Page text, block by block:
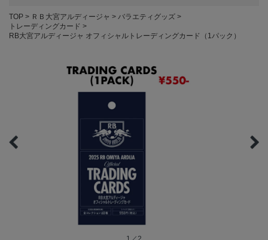
TOP ＲＢ大宮アルディージャ
バラエティグッズ
トレーディングカード
RB大宮アルディージャ オフィシャルトレーディングカード（1パック）